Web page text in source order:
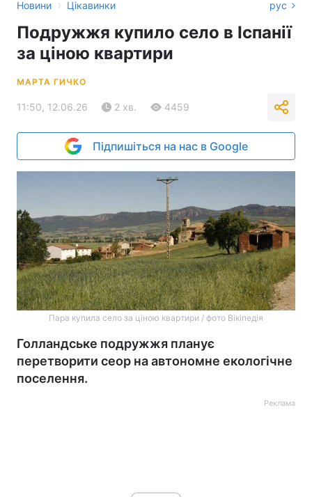
Новини › Цікавинки рус
Подружжя купило село в Іспанії
за ціною квартири
МАРТА ГИЧКО
11:50, 12.06.26 2 хв. 4459
Підпишіться на нас в Google
Пара купила село за ціною квартири / фото Вікіпедія
Голландське подружжя планує
перетворити сеор на автономне екологічне
поселення.
Реклама